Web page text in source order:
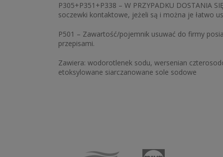
P305+P351+P338 – W PRZYPADKU DOSTANIA
soczewki kontaktowe, jeżeli są i można je łatwo
P501 – Zawartość/pojemnik usuwać do firmy
przepisami.
Zawiera: wodorotlenek sodu, wersenian
etoksylowane siarczanowane sole sodowe